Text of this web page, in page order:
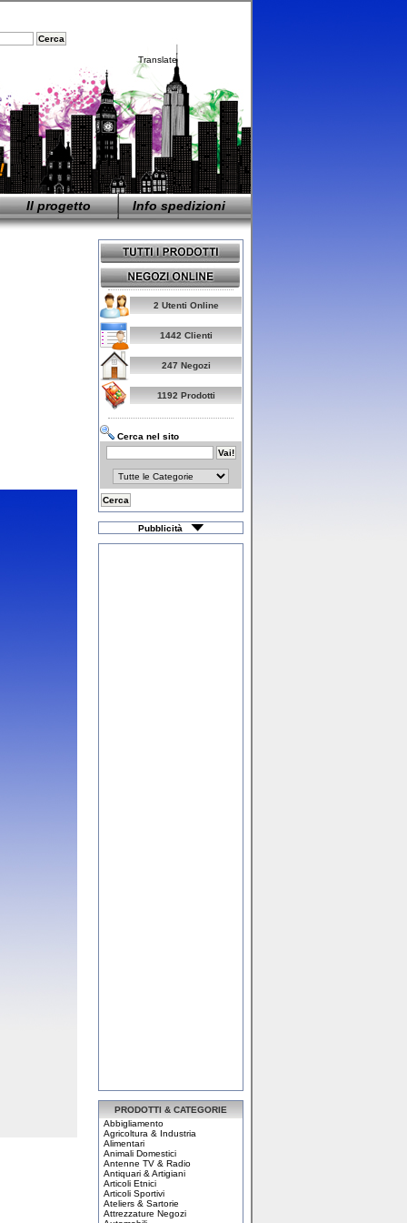
Translate
Il progetto Info spedizioni
2 Utenti Online
1442 Clienti
247 Negozi
1192 Prodotti
Cerca nel sito
Pubblicità
PRODOTTI & CATEGORIE
Abbigliamento
Agricoltura & Industria
Alimentari
Animali Domestici
Antenne TV & Radio
Antiquari & Artigiani
Articoli Etnici
Articoli Sportivi
Ateliers & Sartorie
Attrezzature Negozi